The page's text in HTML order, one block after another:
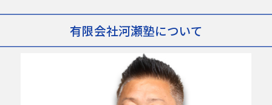
有限会社河瀬塾について